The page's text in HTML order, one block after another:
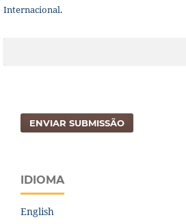
Internacional.
ENVIAR SUBMISSÃO
IDIOMA
English